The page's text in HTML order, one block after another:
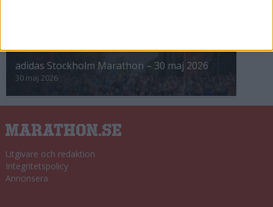
adidas Stockholm Marathon – 30 maj 2026
30 maj 2026
Utgivare och redaktion
Integritetspolicy
Annonsera